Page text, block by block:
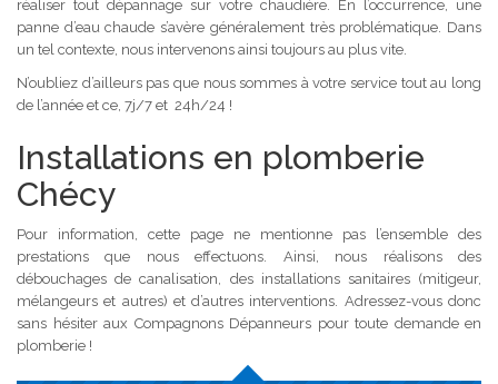
réaliser tout dépannage sur votre chaudière. En l’occurrence, une
panne d’eau chaude s’avère généralement très problématique. Dans
un tel contexte, nous intervenons ainsi toujours au plus vite.
N’oubliez d’ailleurs pas que nous sommes à votre service tout au long
de l’année et ce, 7j/7 et 24h/24 !
Installations en plomberie
Chécy
Pour information, cette page ne mentionne pas l’ensemble des
prestations que nous effectuons. Ainsi, nous réalisons des
débouchages de canalisation, des installations sanitaires (mitigeur,
mélangeurs et autres) et d’autres interventions. Adressez-vous donc
sans hésiter aux Compagnons Dépanneurs pour toute demande en
plomberie !